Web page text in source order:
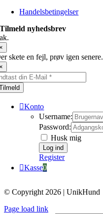
Handelsbetingelser
Tilmeld nyhedsbrev
skete en fejl, prøv igen senere.
Konto
Username:
Password:
Husk mig
Register
Kasse0
© Copyright 2026 | UnikHund
Page load link